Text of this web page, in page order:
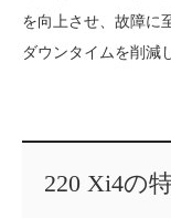
を向上させ、故障に
ダウンタイムを削減
220 Xi4の